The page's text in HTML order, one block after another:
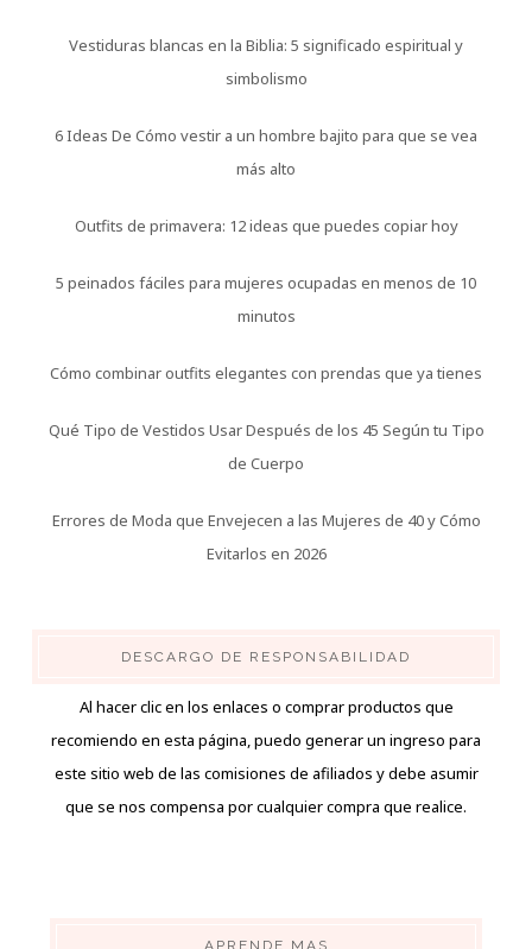
Vestiduras blancas en la Biblia: 5 significado espiritual y
simbolismo
6 Ideas De Cómo vestir a un hombre bajito para que se vea
más alto
Outfits de primavera: 12 ideas que puedes copiar hoy
5 peinados fáciles para mujeres ocupadas en menos de 10
minutos
Cómo combinar outfits elegantes con prendas que ya tienes
Qué Tipo de Vestidos Usar Después de los 45 Según tu Tipo
de Cuerpo
Errores de Moda que Envejecen a las Mujeres de 40 y Cómo
Evitarlos en 2026
DESCARGO DE RESPONSABILIDAD
Al hacer clic en los enlaces o comprar productos que
recomiendo en esta página, puedo generar un ingreso para
este sitio web de las comisiones de afiliados y debe asumir
que se nos compensa por cualquier compra que realice.
APRENDE MAS